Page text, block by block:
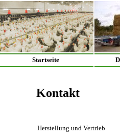
Startseite
Kontakt
Herstellung und Vertrieb